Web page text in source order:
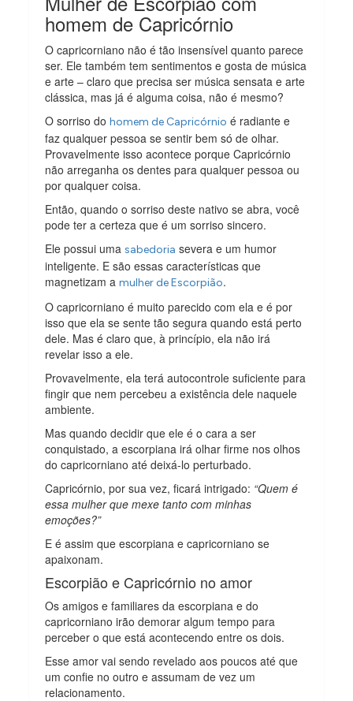
homem de Capricórnio
O capricorniano não é tão insensível quanto parece
ser. Ele também tem sentimentos e gosta de música
e arte – claro que precisa ser música sensata e arte
clássica, mas já é alguma coisa, não é mesmo?
O sorriso dohomem de Capricórnio é radiante e
faz qualquer pessoa se sentir bem só de olhar.
Provavelmente isso acontece porque Capricórnio
não arreganha os dentes para qualquer pessoa ou
por qualquer coisa.
Então, quando o sorriso deste nativo se abra, você
pode ter a certeza que é um sorriso sincero.
Ele possui umasabedoria severa e um humor
inteligente. E são essas características que
magnetizam amulher de Escorpião.
O capricorniano é muito parecido com ela e é por
isso que ela se sente tão segura quando está perto
dele. Mas é claro que, à princípio, ela não irá
revelar isso a ele.
Provavelmente, ela terá autocontrole suficiente para
fingir que nem percebeu a existência dele naquele
ambiente.
Mas quando decidir que ele é o cara a ser
conquistado, a escorpiana irá olhar firme nos olhos
do capricorniano até deixá-lo perturbado.
Capricórnio, por sua vez, ficará intrigado: “Quem é
essa mulher que mexe tanto com minhas
emoções?”
E é assim que escorpiana e capricorniano se
apaixonam.
Escorpião e Capricórnio no amor
Os amigos e familiares da escorpiana e do
capricorniano irão demorar algum tempo para
perceber o que está acontecendo entre os dois.
Esse amor vai sendo revelado aos poucos até que
um confie no outro e assumam de vez um
relacionamento.